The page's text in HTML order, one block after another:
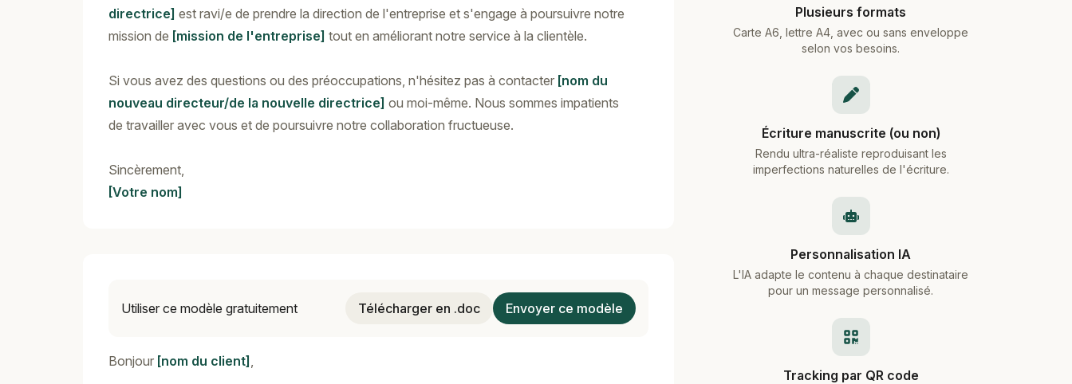
directrice] est ravi/e de prendre la direction de l'entreprise et s'engage à poursuivre notre
mission de [mission de l'entreprise] tout en améliorant notre service à la clientèle.
Si vous avez des questions ou des préoccupations, n'hésitez pas à contacter [nom du
nouveau directeur/de la nouvelle directrice] ou moi-même. Nous sommes impatients
de travailler avec vous et de poursuivre notre collaboration fructueuse.
Sincèrement,
[Votre nom]
Utiliser ce modèle gratuitement Télécharger en .doc Envoyer ce modèle
Bonjour [nom du client] ,
Plusieurs formats
Carte A6, lettre A4, avec ou sans enveloppe
selon vos besoins.
Écriture manuscrite (ou non)
Rendu ultra-réaliste reproduisant les
imperfections naturelles de l'écriture.
Personnalisation IA
L'IA adapte le contenu à chaque destinataire
pour un message personnalisé.
Tracking par QR code